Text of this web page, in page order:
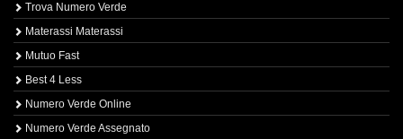
Trova Numero Verde
Materassi Materassi
Mutuo Fast
Best 4 Less
Numero Verde Online
Numero Verde Assegnato